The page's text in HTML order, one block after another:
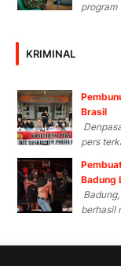
program
KRIMINAL
Brasil
pers
Badung
berhasil